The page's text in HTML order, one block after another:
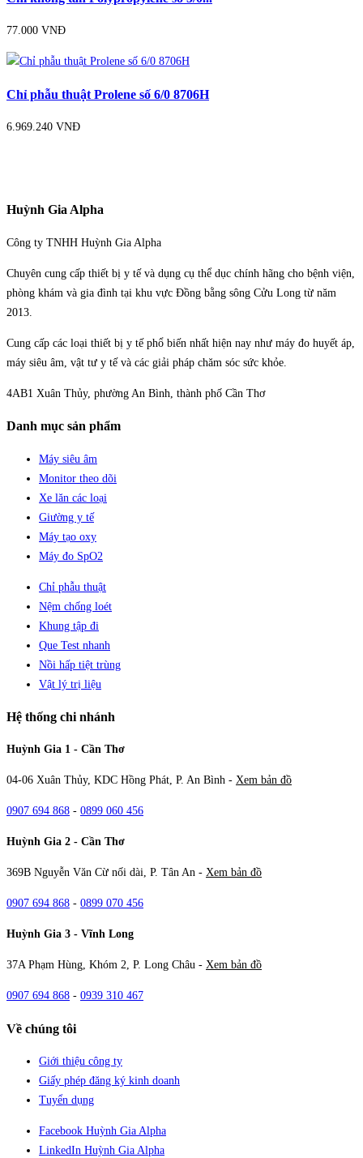
77.000 VNĐ
Chỉ phẫu thuật Prolene số 6/0 8706H
6.969.240 VNĐ
Huỳnh Gia Alpha
Công ty TNHH Huỳnh Gia Alpha
Chuyên cung cấp thiết bị y tế và dụng cụ thể dục chính hãng cho bệnh viện,
phòng khám và gia đình tại khu vực Đồng bằng sông Cửu Long từ năm
2013.
Cung cấp các loại thiết bị y tế phổ biến nhất hiện nay như máy đo huyết áp,
máy siêu âm, vật tư y tế và các giải pháp chăm sóc sức khỏe.
4AB1 Xuân Thủy, phường An Bình, thành phố Cần Thơ
Danh mục sản phẩm
Máy siêu âm
Monitor theo dõi
Xe lăn các loại
Giường y tế
Máy tạo oxy
Máy đo SpO2
Chỉ phẫu thuật
Nệm chống loét
Khung tập đi
Que Test nhanh
Nồi hấp tiệt trùng
Vật lý trị liệu
Hệ thống chi nhánh
Huỳnh Gia 1 - Cần Thơ
04-06 Xuân Thủy, KDC Hồng Phát, P. An Bình - Xem bản đồ
0907 694 868 - 0899 060 456
Huỳnh Gia 2 - Cần Thơ
369B Nguyễn Văn Cừ nối dài, P. Tân An - Xem bản đồ
0907 694 868 - 0899 070 456
Huỳnh Gia 3 - Vĩnh Long
37A Phạm Hùng, Khóm 2, P. Long Châu - Xem bản đồ
0907 694 868 - 0939 310 467
Về chúng tôi
Giới thiệu công ty
Giấy phép đăng ký kinh doanh
Tuyển dụng
Facebook Huỳnh Gia Alpha
LinkedIn Huỳnh Gia Alpha